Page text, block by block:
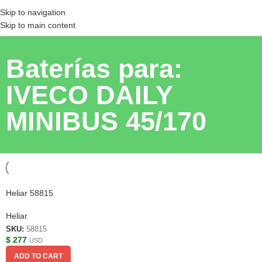
Skip to navigation
Skip to main content
Baterías para:
IVECO DAILY
MINIBUS 45/170
Heliar 58815
Heliar
SKU: 58815
$ 277 USD
ADD TO CART